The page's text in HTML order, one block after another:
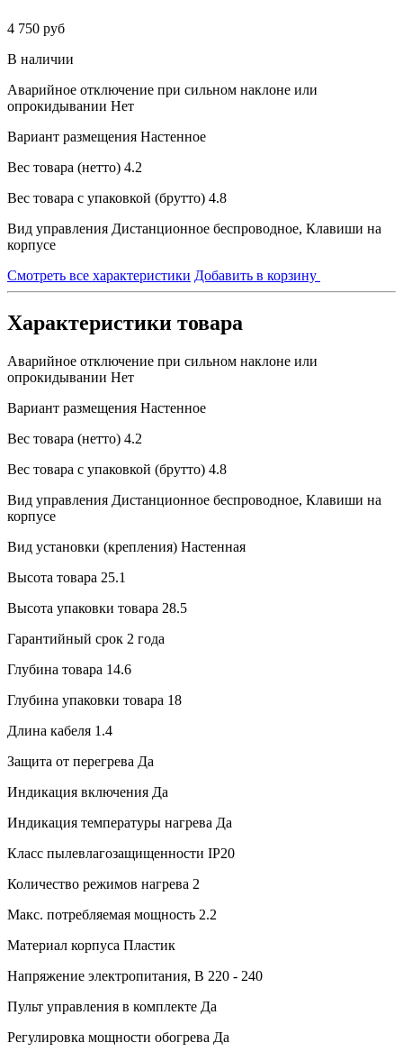
4 750 руб
В наличии
Аварийное отключение при сильном наклоне или
опрокидывании Нет
Вариант размещения Настенное
Вес товара (нетто) 4.2
Вес товара с упаковкой (брутто) 4.8
Вид управления Дистанционное беспроводное, Клавиши на
корпусе
Смотреть все характеристики Добавить в корзину
Характеристики товара
Аварийное отключение при сильном наклоне или
опрокидывании Нет
Вариант размещения Настенное
Вес товара (нетто) 4.2
Вес товара с упаковкой (брутто) 4.8
Вид управления Дистанционное беспроводное, Клавиши на
корпусе
Вид установки (крепления) Настенная
Высота товара 25.1
Высота упаковки товара 28.5
Гарантийный срок 2 года
Глубина товара 14.6
Глубина упаковки товара 18
Длина кабеля 1.4
Защита от перегрева Да
Индикация включения Да
Индикация температуры нагрева Да
Класс пылевлагозащищенности IP20
Количество режимов нагрева 2
Макс. потребляемая мощность 2.2
Материал корпуса Пластик
Напряжение электропитания, В 220 - 240
Пульт управления в комплекте Да
Регулировка мощности обогрева Да